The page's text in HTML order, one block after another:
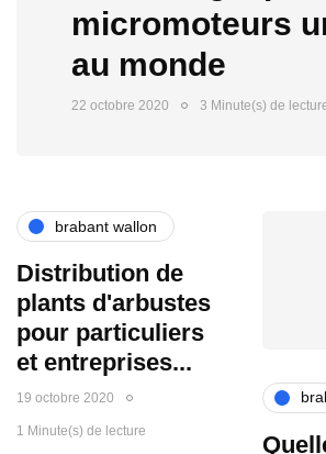
micromoteurs
au monde
22 octobre 2020 3 Minute(s) de
brabant wallon
Distribution de
plants d'arbustes
pour particuliers
et entreprises...
19 octobre 2020
1 Minute(s) de lecture